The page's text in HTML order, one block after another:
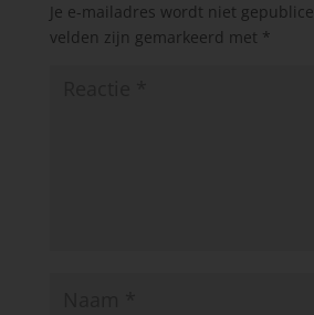
Je e-mailadres wordt niet
velden zijn gemarkeerd met *